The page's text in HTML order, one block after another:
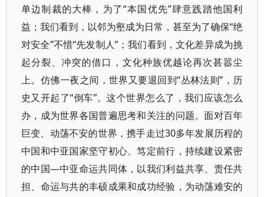
单边制裁的大棒，为了“本国优先”肆意践踏他国利
益；我们看到，以邻为壑成为日常，甚至为了确保“绝
对安全”不惜“先发制人”；我们看到，文化差异成为挑
起分裂、冲突的借口，文化种族优越论再次甚嚣尘
上。仿佛一夜之间，世界又要退回到“丛林法则”，历
史又开起了“倒车”。这个世界怎么了，我们应该怎么
办，成为世界各国普遍思考和关注的问题。面对百年
巨变、动荡不安的世界，携手走过30多年发展历程的
中国和中亚国家坚守初心、笃定前行，持续建设紧密
的中国—中亚命运共同体，以我们利益共享、责任共
担、命运与共的丰硕成果和成功经验，为动荡难安的